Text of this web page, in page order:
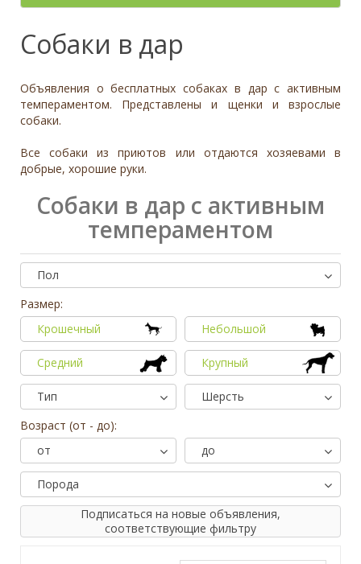
Средний Крупный
Тип
Семейная
Охотничья
Палевый
Серый
Дополнительные цвета
Черный
Серый
Коричневый
Палевый
Рыжий
0 3 6
0 80
Нет
Отношение к детям
Равнодушное
Отношение к кошкам
Доброжелательное
Может проявить агрессию
Отношение к собакам
Доброжелательное
Равнодушное
Может проявить агрессию
- неважно -
Приучен к поводку
- неважно -
Да
Нет
- неважно -
Необычный окрас
Отдаётся в
- не уточнено -
Собаки в дар
Объявления о бесплатных собаках в дар с активным
темпераментом. Представлены и щенки и взрослые
собаки.
Все собаки из приютов или отдаются хозяевами в
добрые, хорошие руки.
Собаки в дар с активным
темпераментом
Пол
Размер:
Крошечный
Небольшой
Средний Крупный
Тип
Шерсть
Возраст (от - до):
от
до
Порода
Подписаться на новые объявления,
соответствующие фильтру